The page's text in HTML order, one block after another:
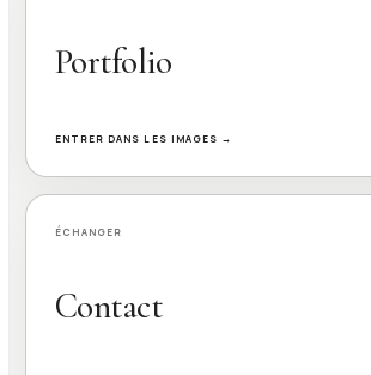
Portfolio
ENTRER DANS LES IMAGES →
ÉCHANGER
Contact